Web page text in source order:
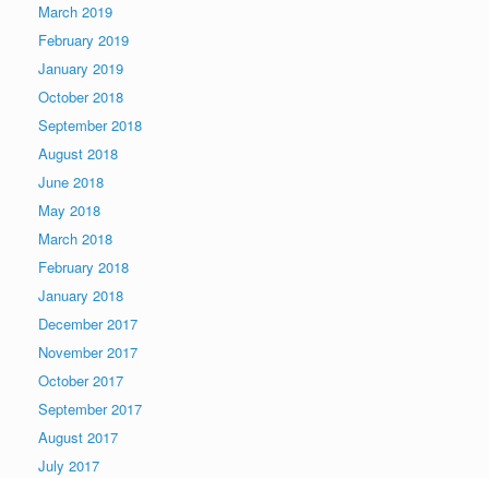
March 2019
February 2019
January 2019
October 2018
September 2018
August 2018
June 2018
May 2018
March 2018
February 2018
January 2018
December 2017
November 2017
October 2017
September 2017
August 2017
July 2017